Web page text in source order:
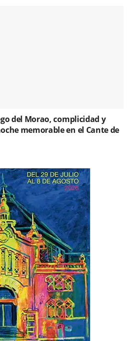
del Morao, complicidad y
memorable en el Cante de